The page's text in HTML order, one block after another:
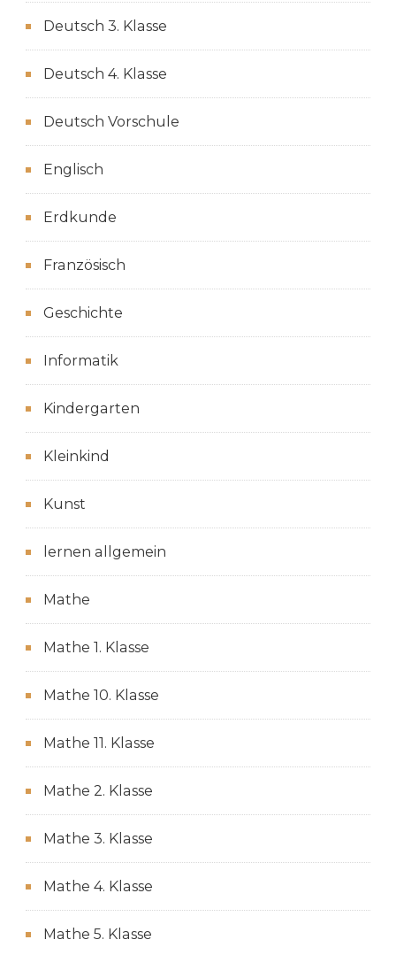
Deutsch 3. Klasse
Deutsch 4. Klasse
Deutsch Vorschule
Englisch
Erdkunde
Französisch
Geschichte
Informatik
Kindergarten
Kleinkind
Kunst
lernen allgemein
Mathe
Mathe 1. Klasse
Mathe 10. Klasse
Mathe 11. Klasse
Mathe 2. Klasse
Mathe 3. Klasse
Mathe 4. Klasse
Mathe 5. Klasse